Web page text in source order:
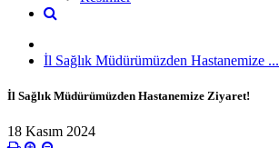
İl Sağlık Müdürümüzden Hastanemize ...
İl Sağlık Müdürümüzden Hastanemize Ziyaret!
18 Kasım 2024